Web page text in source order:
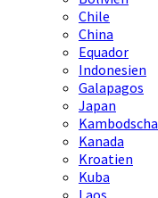
Chile
China
Equador
Indonesien
Galapagos
Japan
Kambodscha
Kanada
Kroatien
Kuba